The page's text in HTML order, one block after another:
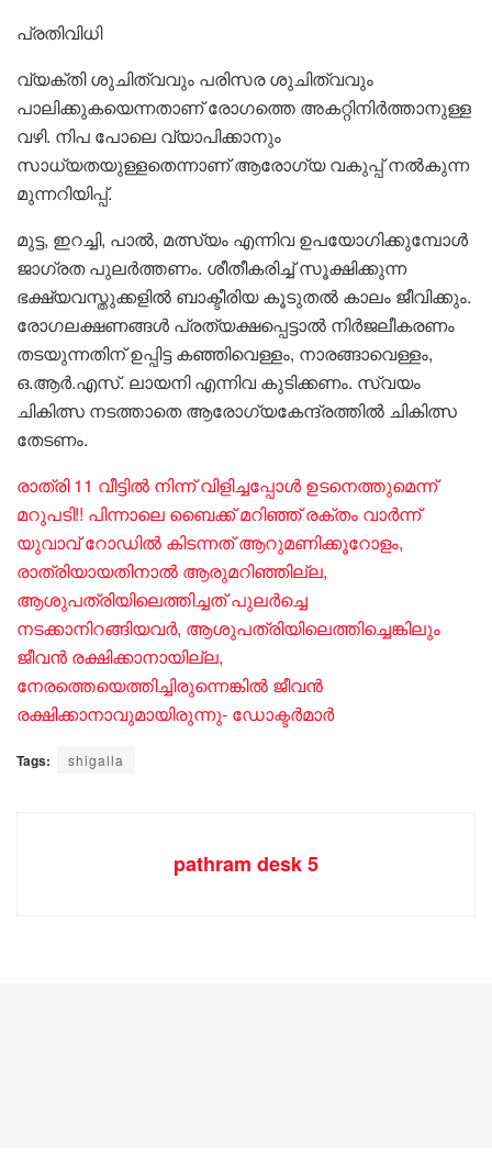
പ്രതിവിധി
വ്യക്തി ശുചിത്വവും പരിസര ശുചിത്വവും
പാലിക്കുകയെന്നതാണ് രോഗത്തെ അകറ്റിനിർത്താനുള്ള
വഴി. നിപ പോലെ വ്യാപിക്കാനും
സാധ്യതയുള്ളതെന്നാണ് ആരോഗ്യ വകുപ്പ് നൽകുന്ന
മുന്നറിയിപ്പ്.
മുട്ട, ഇറച്ചി, പാൽ, മത്സ്യം എന്നിവ ഉപയോഗിക്കുമ്പോൾ
ജാഗ്രത പുലർത്തണം. ശീതീകരിച്ച് സൂക്ഷിക്കുന്ന
ഭക്ഷ്യവസ്തുക്കളിൽ ബാക്ടീരിയ കൂടുതൽ കാലം ജീവിക്കും.
രോഗലക്ഷണങ്ങൾ പ്രത്യക്ഷപ്പെട്ടാൽ നിർജലീകരണം
തടയുന്നതിന് ഉപ്പിട്ട കഞ്ഞിവെള്ളം, നാരങ്ങാവെള്ളം,
ഒ.ആർ.എസ്. ലായനി എന്നിവ കുടിക്കണം. സ്വയം
ചികിത്സ നടത്താതെ ആരോഗ്യകേന്ദ്രത്തിൽ ചികിത്സ
തേടണം.
രാത്രി 11 വീട്ടിൽ നിന്ന് വിളിച്ചപ്പോൾ ഉടനെത്തുമെന്ന്
മറുപടി!! പിന്നാലെ ബൈക്ക് മറിഞ്ഞ് രക്തം വാർന്ന്
യുവാവ് റോഡിൽ കിടന്നത് ആറുമണിക്കൂറോളം,
രാത്രിയായതിനാൽ ആരുമറിഞ്ഞില്ല,
ആശുപത്രിയിലെത്തിച്ചത് പുലർച്ചെ
നടക്കാനിറങ്ങിയവർ, ആശുപത്രിയിലെത്തിച്ചെങ്കിലും
ജീവൻ രക്ഷിക്കാനായില്ല,
നേരത്തെയെത്തിച്ചിരുന്നെങ്കിൽ ജീവൻ
രക്ഷിക്കാനാവുമായിരുന്നു- ഡോക്ടർമാർ
Tags: shigalla
pathram desk 5